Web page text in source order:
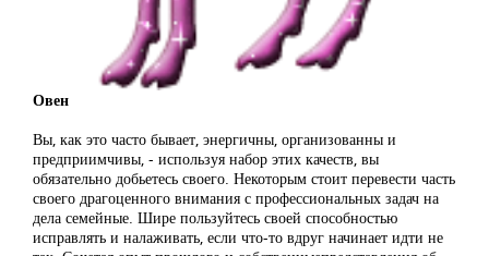
Овен
Вы, как это часто бывает, энергичны, организованны и
предприимчивы, - используя набор этих качеств, вы
обязательно добьетесь своего. Некоторым стоит перевести часть
своего драгоценного внимания с профессиональных задач на
дела семейные. Шире пользуйтесь своей способностью
исправлять и налаживать, если что-то вдруг начинает идти не